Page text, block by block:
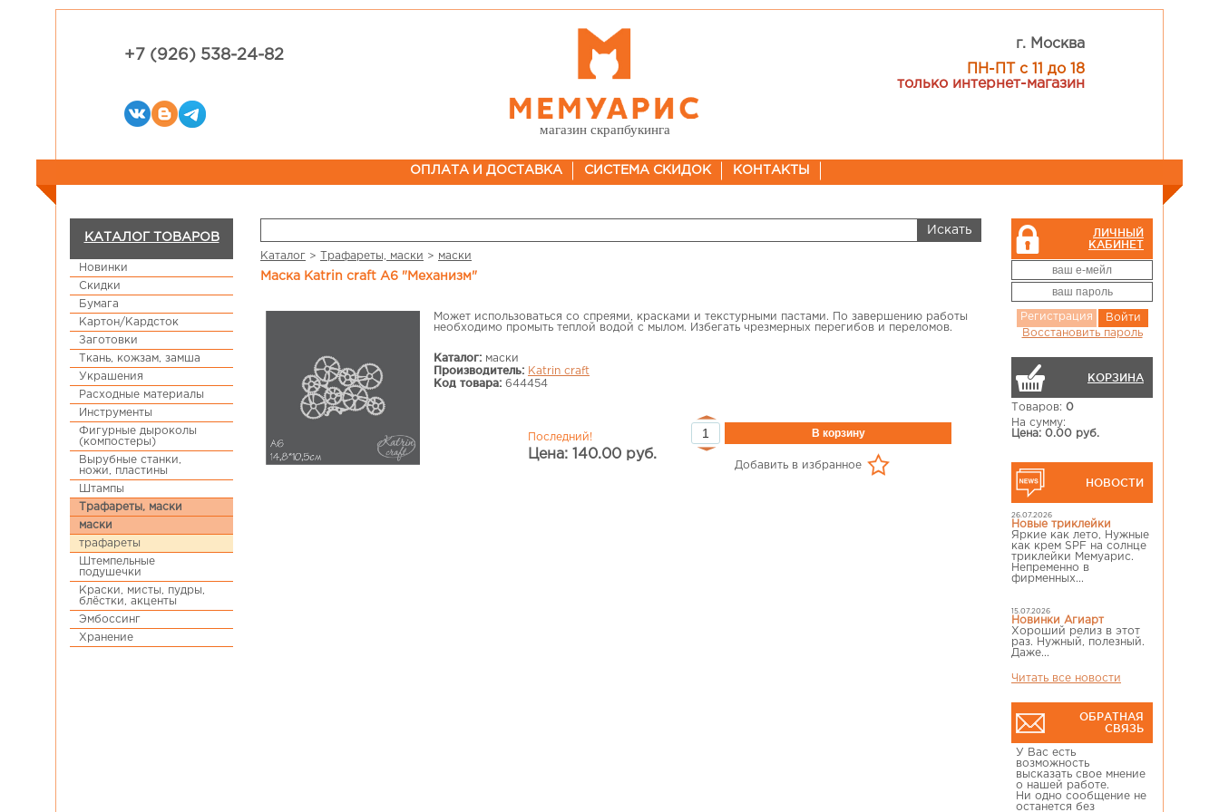
+7 (926) 538-24-82
магазин скрапбукинга
г. Москва
ПН-ПТ с 11 до 18
только интернет-магазин
ОПЛАТА И ДОСТАВКА СИСТЕМА СКИДОК КОНТАКТЫ
КАТАЛОГ ТОВАРОВ
Новинки
Скидки
Бумага
Картон/Кардсток
Заготовки
Ткань, кожзам, замша
Украшения
Расходные материалы
Инструменты
Фигурные дыроколы
(компостеры)
Вырубные станки,
ножи, пластины
Штампы
Трафареты, маски
маски
трафареты
Штемпельные
подушечки
Краски, мисты, пудры,
блёстки, акценты
Эмбоссинг
Хранение
ЛИЧНЫЙ
КАБИНЕТ
Регистрация
Войти
Восстановить пароль
КОРЗИНА
Товаров: 0
На сумму:
Цена: 0.00 руб.
НОВОСТИ
26.07.2026
Новые триклейки
Яркие как лето, Нужные
как крем SPF на солнце
триклейки Мемуарис.
Непременно в
фирменных...
15.07.2026
Новинки Агиарт
Хороший релиз в этот
раз. Нужный, полезный.
Даже...
Читать все новости
ОБРАТНАЯ
СВЯЗЬ
У Вас есть
возможность
высказать свое мнение
о нашей работе.
Ни одно сообщение не
останется без
Каталог > Трафареты, маски > маски
Маска Katrin craft А6 "Механизм"
Может использоваться со спреями, красками и текстурными пастами. По завершению работы
необходимо промыть теплой водой с мылом. Избегать чрезмерных перегибов и переломов.
Каталог: маски
Производитель: Katrin craft
Код товара: 644454
Последний!
Цена: 140.00 руб.
Добавить в избранное